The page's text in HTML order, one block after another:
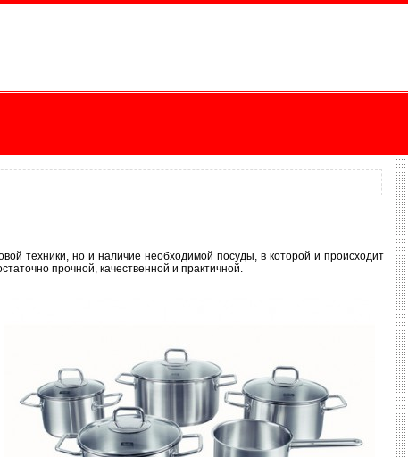
техники, но и наличие необходимой посуды, в которой и происходит
прочной, качественной и практичной.